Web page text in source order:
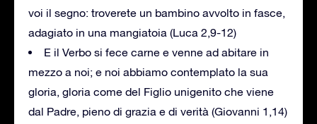
voi il segno: troverete un bambino avvolto in fasce,
adagiato in una mangiatoia (Luca 2,9-12)
E il Verbo si fece carne e venne ad abitare in
mezzo a noi; e noi abbiamo contemplato la sua
gloria, gloria come del Figlio unigenito che viene
dal Padre, pieno di grazia e di verità (Giovanni 1,14)